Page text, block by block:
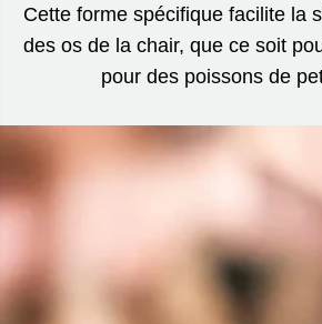
Cette forme spécifique facilite la
des os de la chair, que ce soit
pour des poissons de